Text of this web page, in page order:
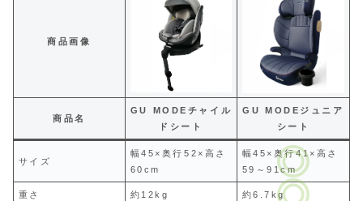
商品画像
商品名
GU MODEチャイル
ドシート
GU MODEジュニア
シート
サイズ
幅45×奥行52×高さ
60cm
幅45×奥行41×高さ
59～91cm
重さ 約12kg 約6.7kg